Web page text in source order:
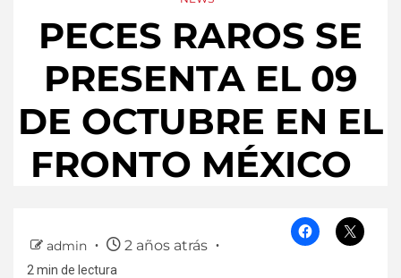
PECES RAROS SE
PRESENTA EL 09
DE OCTUBRE EN EL
FRONTO MÉXICO
admin 2 años atrás
2 min de lectura